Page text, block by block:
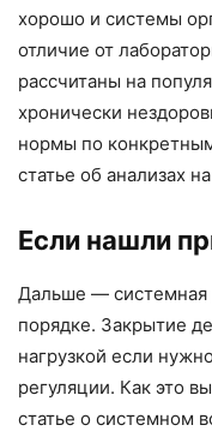
хорошо и системы
отличие от
рассчитаны на
хронически
нормы по
статье об анализах
Если нашли
Дальше — системная
порядке. Закрытие
нагрузкой если
регуляции. Как это
статье о системном